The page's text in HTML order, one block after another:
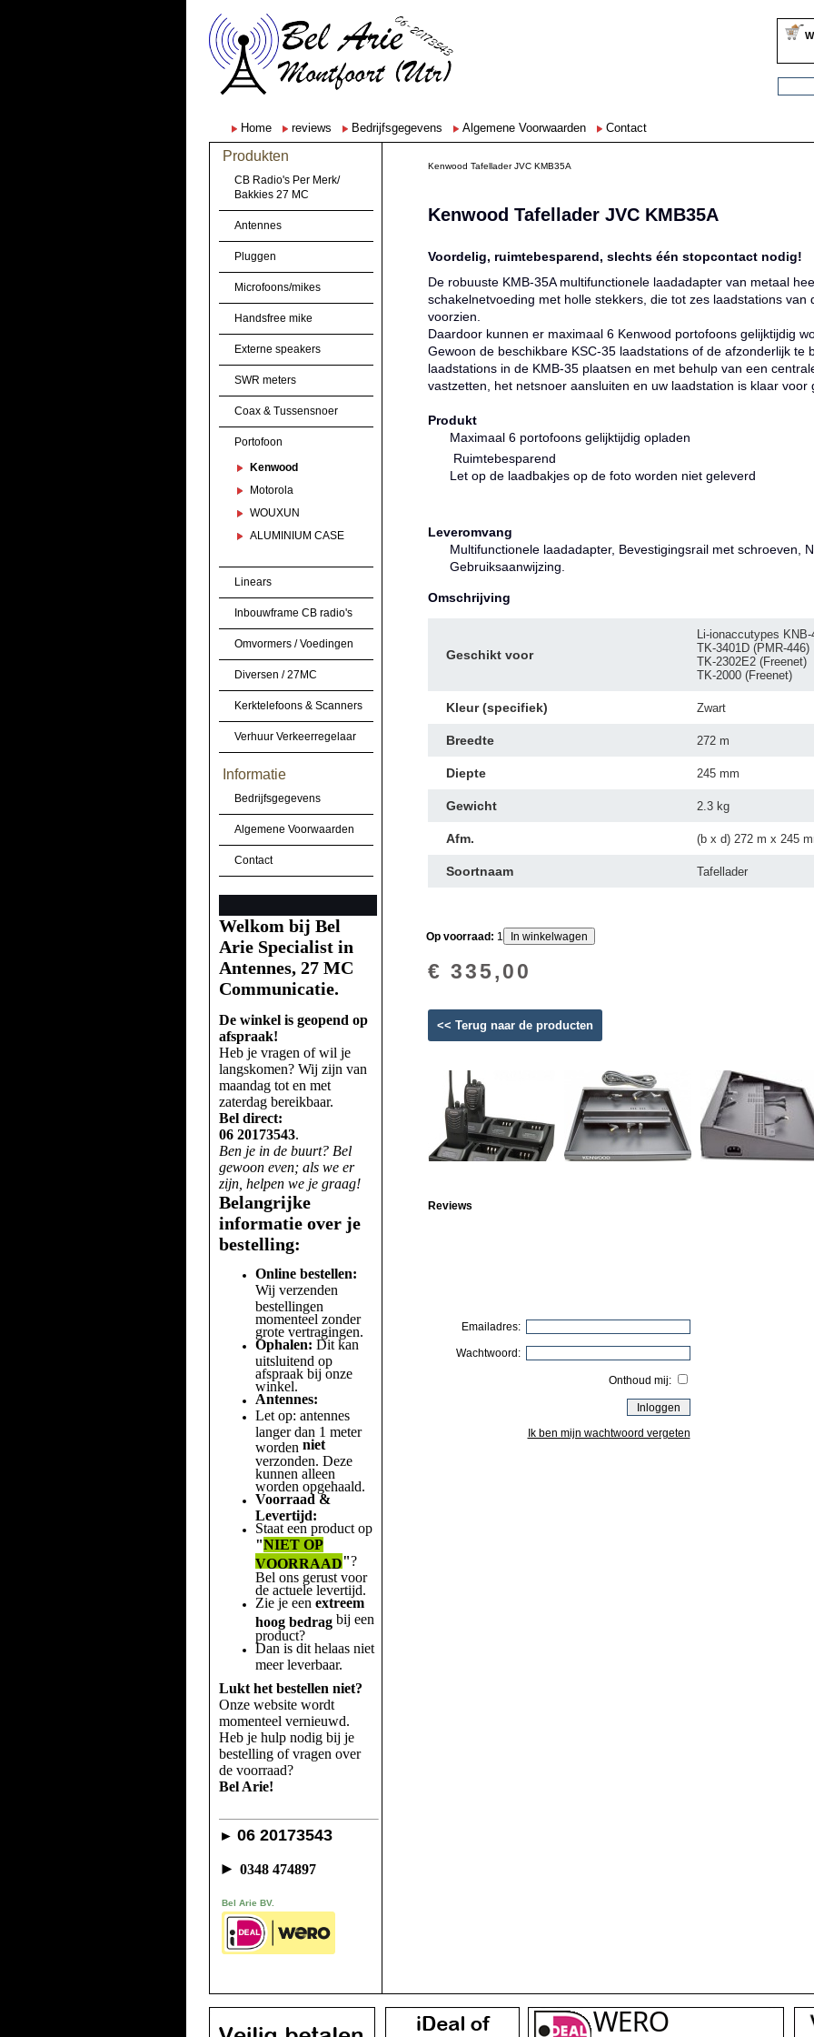
Home reviews Bedrijfsgegevens Algemene Voorwaarden Contact
Produkten
CB Radio's Per Merk/
Bakkies 27 MC
Antennes
Pluggen
Microfoons/mikes
Handsfree mike
Externe speakers
SWR meters
Coax & Tussensnoer
Portofoon
Kenwood
Motorola
WOUXUN
ALUMINIUM CASE
Linears
Inbouwframe CB radio's
Omvormers / Voedingen
Diversen / 27MC
Kerktelefoons & Scanners
Verhuur Verkeerregelaar
Informatie
Bedrijfsgegevens
Algemene Voorwaarden
Contact
Welkom bij Bel
Arie Specialist in
Antennes, 27 MC
Communicatie.
De winkel is geopend op
afspraak!
Heb je vragen of wil je
langskomen? Wij zijn van
maandag tot en met
zaterdag bereikbaar.
Bel direct:
06 20173543.
Ben je in de buurt? Bel
gewoon even; als we er
zijn, helpen we je graag!
Belangrijke
informatie over je
bestelling:
Online bestellen:
Wij verzenden
bestellingen
momenteel zonder
grote vertragingen.
Ophalen: Dit kan
uitsluitend op
afspraak bij onze
winkel.
Antennes:
Let op: antennes
langer dan 1 meter
worden niet
verzonden. Deze
kunnen alleen
worden opgehaald.
Voorraad &
Levertijd:
Staat een product op
"NIET OP
VOORRAAD"?
Bel ons gerust voor
de actuele levertijd.
Zie je een extreem
hoog bedragbij een
product?
Dan is dit helaas niet
meer leverbaar.
Lukt het bestellen niet?
Onze website wordt
momenteel vernieuwd.
Heb je hulp nodig bij je
bestelling of vragen over
de voorraad?
Bel Arie!
► 06 20173543
► 0348 474897
Bel Arie BV.
Kenwood Tafellader JVC KMB35A
Kenwood Tafellader JVC KMB35A
Voordelig, ruimtebesparend, slechts één stopcontact nodig!
De robuuste KMB-35A multifunctionele laadadapter van metaal
schakelnetvoeding met holle stekkers, die tot zes laadstations van
voorzien.
Daardoor kunnen er maximaal 6 Kenwood portofoons gelijktijdig
Gewoon de beschikbare KSC-35 laadstations of de afzonderlijk te
laadstations in de KMB-35 plaatsen en met behulp van een
vastzetten, het netsnoer aansluiten en uw laadstation is klaar voor
Produkt
Maximaal 6 portofoons gelijktijdig opladen
Ruimtebesparend
Let op de laadbakjes op de foto worden niet geleverd
Leveromvang
Multifunctionele laadadapter, Bevestigingsrail met schroeven,
Gebruiksaanwijzing.
Omschrijving
Geschikt voor
Li-ionaccutypes
TK-3401D (PMR-446)
TK-2302E2 (Freenet)
TK-2000 (Freenet)
Kleur (specifiek) Zwart
Breedte 272 m
Diepte 245 mm
Gewicht 2.3 kg
Afm. (b x d) 272 m x 245
Soortnaam Tafellader
Op voorraad: 1
€ 335,00
<< Terug naar de producten
Reviews
Emailadres:
Wachtwoord:
Onthoud mij:
Ik ben mijn wachtwoord vergeten